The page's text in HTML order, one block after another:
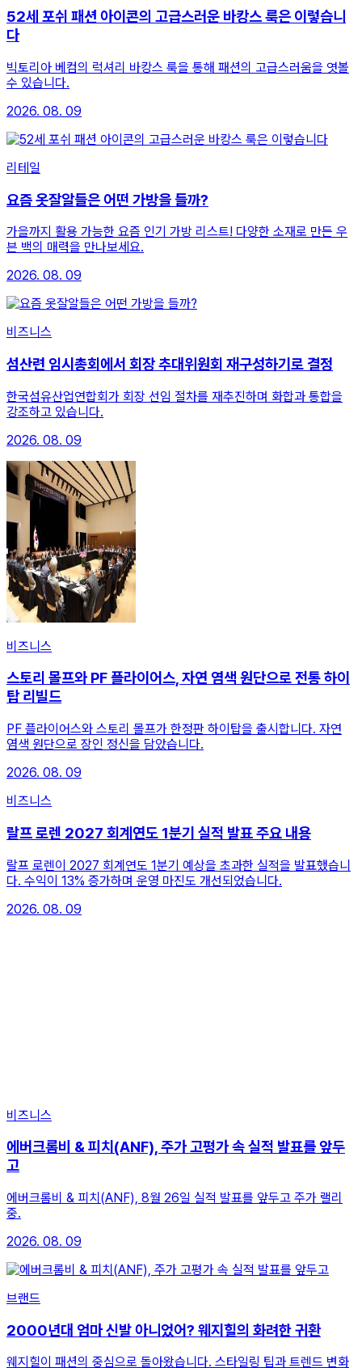
52세 포쉬 패션 아이콘의 고급스러운 바캉스 룩은 이렇습니
다
빅토리아 베컴의 럭셔리 바캉스 룩을 통해 패션의 고급스러움을 엿볼
수 있습니다.
2026. 08. 09
리테일
요즘 옷잘알들은 어떤 가방을 들까?
가을까지 활용 가능한 요즘 인기 가방 리스트! 다양한 소재로 만든 우
븐 백의 매력을 만나보세요.
2026. 08. 09
비즈니스
섬산련 임시총회에서 회장 추대위원회 재구성하기로 결정
한국섬유산업연합회가 회장 선임 절차를 재추진하며 화합과 통합을
강조하고 있습니다.
2026. 08. 09
비즈니스
스토리 몰프와 PF 플라이어스, 자연 염색 원단으로 전통 하이
탑 리빌드
PF 플라이어스와 스토리 몰프가 한정판 하이탑을 출시합니다. 자연
염색 원단으로 장인 정신을 담았습니다.
2026. 08. 09
비즈니스
랄프 로렌 2027 회계연도 1분기 실적 발표 주요 내용
랄프 로렌이 2027 회계연도 1분기 예상을 초과한 실적을 발표했습니
다. 수익이 13% 증가하며 운영 마진도 개선되었습니다.
2026. 08. 09
비즈니스
에버크롬비 & 피치(ANF), 주가 고평가 속 실적 발표를 앞두
고
에버크롬비 & 피치(ANF), 8월 26일 실적 발표를 앞두고 주가 랠리
중.
2026. 08. 09
브랜드
2000년대 엄마 신발 아니었어? 웨지힐의 화려한 귀환
웨지힐이 패션의 중심으로 돌아왔습니다. 스타일링 팁과 트렌드 변화